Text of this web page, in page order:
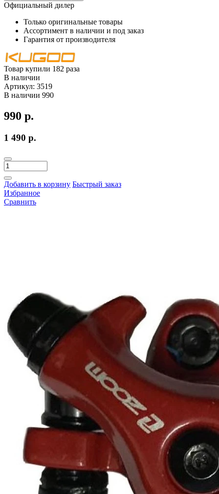
Официальный дилер
Только оригинальные товары
Ассортимент в наличии и под заказ
Гарантия от производителя
Товар купили 182 раза
В наличии
Артикул: 3519
В наличии 990
990 р.
1 490 р.
Добавить в корзину Быстрый заказ
Избранное
Сравнить